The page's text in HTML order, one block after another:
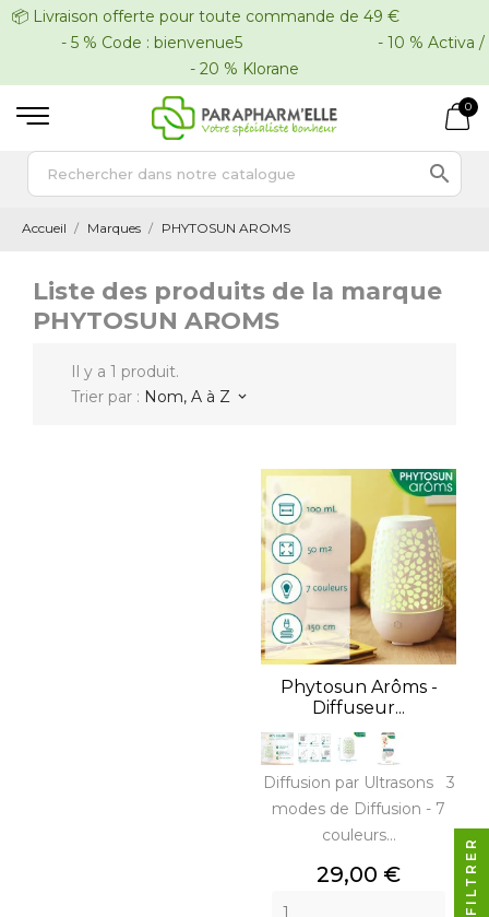
📦 Livraison offerte pour toute commande de 49 €
- 5 % Code : bienvenue5 - 10 % Activa /
- 20 % Klorane
0

Accueil Marques PHYTOSUN AROMS
Liste des produits de la marque
PHYTOSUN AROMS
Il y a 1 produit.
Trier par : Nom, A à Z keyboard_arrow_down
Phytosun Arôms -
Diffuseur...
Diffusion par Ultrasons 3
modes de Diffusion - 7
couleurs...
Prix
29,00 € FILTRER